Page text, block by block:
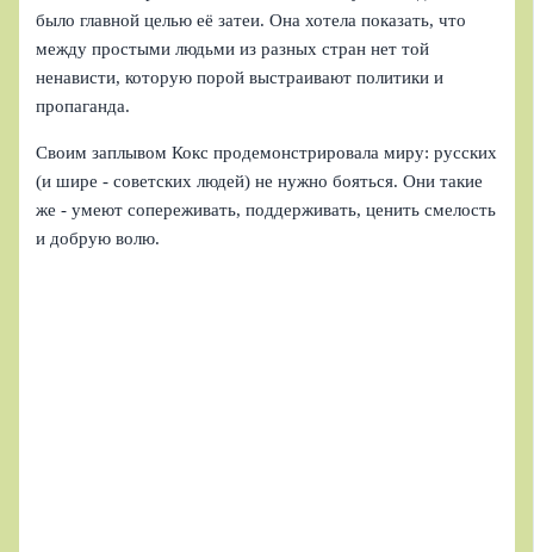
было главной целью её затеи. Она хотела показать, что
между простыми людьми из разных стран нет той
ненависти, которую порой выстраивают политики и
пропаганда.
Своим заплывом Кокс продемонстрировала миру: русских
(и шире - советских людей) не нужно бояться. Они такие
же - умеют сопереживать, поддерживать, ценить смелость
и добрую волю.